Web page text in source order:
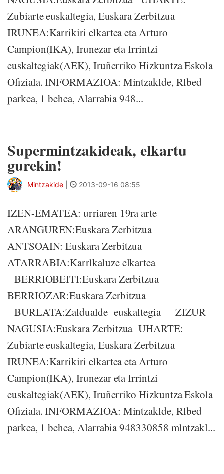
Zubiarte euskaltegia, Euskara Zerbitzua
IRUNEA:Karrikiri elkartea eta Arturo
Campion(IKA), Irunezar eta Irrintzi
euskaltegiak(AEK), Iruñerriko Hizkuntza Eskola
Ofiziala. INFORMAZIOA: Mintzaklde, Rlbed
parkea, 1 behea, Alarrabia 948...
Supermintzakideak, elkartu
gurekin!
Mintzakide 2013-09-16 08:55
IZEN-EMATEA: urriaren 19ra arte
ARANGUREN:Euskara Zerbitzua
ANTSOAIN: Euskara Zerbitzua
ATARRABIA:Karrlkaluze elkartea
BERRIOBEITI:Euskara Zerbitzua
BERRIOZAR:Euskara Zerbitzua
BURLATA:Zaldualde euskaltegia ZIZUR
NAGUSIA:Euskara Zerbitzua UHARTE:
Zubiarte euskaltegia, Euskara Zerbitzua
IRUNEA:Karrikiri elkartea eta Arturo
Campion(IKA), Irunezar eta Irrintzi
euskaltegiak(AEK), Iruñerriko Hizkuntza Eskola
Ofiziala. INFORMAZIOA: Mintzaklde, Rlbed
parkea, 1 behea, Alarrabia 948330858 mlntzakl...